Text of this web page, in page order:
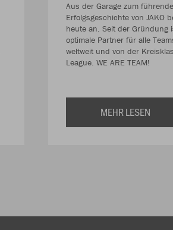
Aus der Garage zum
Erfolgsgeschichte von JAKO
heute an. Seit der Gründung
optimale Partner für alle
weltweit und von der
League. WE ARE TEAM!
MEHR LESEN